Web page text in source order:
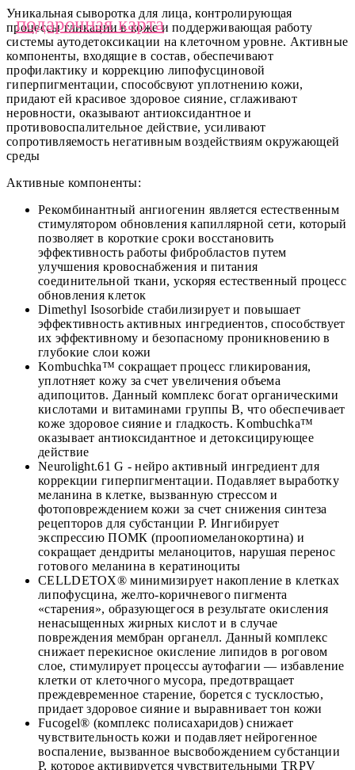
подарочная карта
Уникальная сыворотка для лица, контролирующая
процессы гликации в коже и поддерживающая работу
системы аутодетоксикации на клеточном уровне. Активные
компоненты, входящие в состав, обеспечивают
профилактику и коррекцию липофусциновой
гиперпигментации, способсвуют уплотнению кожи,
придают ей красивое здоровое сияние, сглаживают
неровности, оказывают антиоксидантное и
противовоспалительное действие, усиливают
сопротивляемость негативным воздействиям окружающей
среды
Активные компоненты:
Рекомбинантный ангиогенин является естественным
стимулятором обновления капиллярной сети, который
позволяет в короткие сроки восстановить
эффективность работы фибробластов путем
улучшения кровоснабжения и питания
соединительной ткани, ускоряя естественный процесс
обновления клеток
Dimethyl Isosorbide стабилизирует и повышает
эффективность активных ингредиентов, способствует
их эффективному и безопасному проникновению в
глубокие слои кожи
Kombuchka™ сокращает процесс гликирования,
уплотняет кожу за счет увеличения объема
адипоцитов. Данный комплекс богат органическими
кислотами и витаминами группы В, что обеспечивает
коже здоровое сияние и гладкость. Kombuchka™
оказывает антиоксидантное и детоксицирующее
действие
Neurolight.61 G - нейро активный ингредиент для
коррекции гиперпигментации. Подавляет выработку
меланина в клетке, вызванную стрессом и
фотоповреждением кожи за счет снижения синтеза
рецепторов для субстанции P. Ингибирует
экспрессию ПОМК (проопиомеланокортина) и
сокращает дендриты меланоцитов, нарушая перенос
готового меланина в кератиноциты
CELLDETOX® минимизирует накопление в клетках
липофусцина, желто-коричневого пигмента
«старения», образующегося в результате окисления
ненасыщенных жирных кислот и в случае
повреждения мембран органелл. Данный комплекс
снижает перекисное окисление липидов в роговом
слое, стимулирует процессы аутофагии — избавление
клетки от клеточного мусора, предотвращает
преждевременное старение, борется с тусклостью,
придает здоровое сияние и выравнивает тон кожи
Fucogel® (комплекс полисахаридов) снижает
чувствительность кожи и подавляет нейрогенное
воспаление, вызванное высвобождением субстанции
P, которое активируется чувствительными TRPV